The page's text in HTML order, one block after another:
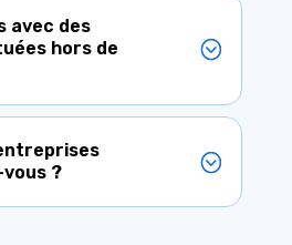
avec des
hors de
?